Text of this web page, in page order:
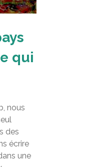
qui
nous
des
écrire
une